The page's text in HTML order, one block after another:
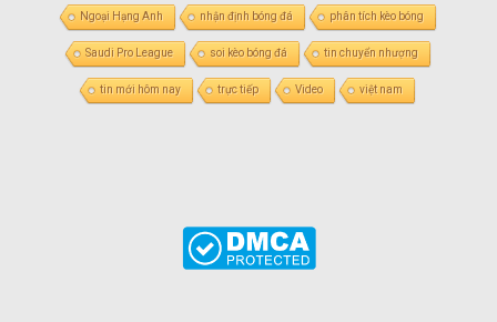
Ngoại Hạng Anh nhận định bóng đá phân tích kèo bóng
Saudi Pro League soi kèo bóng đá tin chuyển nhượng
tin mới hôm nay trực tiếp Video việt nam